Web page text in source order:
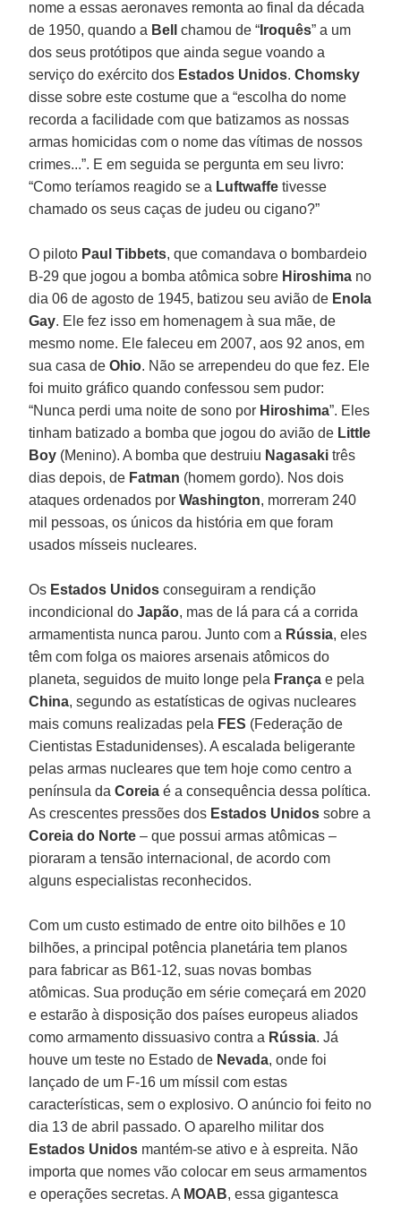
nome a essas aeronaves remonta ao final da década
de 1950, quando a Bell chamou de “ Iroquês” a um
dos seus protótipos que ainda segue voando a
serviço do exército dos Estados Unidos.Chomsky
disse sobre este costume que a “escolha do nome
recorda a facilidade com que batizamos as nossas
armas homicidas com o nome das vítimas de nossos
crimes...”. E em seguida se pergunta em seu livro:
“Como teríamos reagido se a Luftwaffe tivesse
chamado os seus caças de judeu ou cigano?”
O piloto Paul Tibbets, que comandava o bombardeio
B-29 que jogou a bomba atômica sobre Hiroshima no
dia 06 de agosto de 1945, batizou seu avião de Enola
Gay. Ele fez isso em homenagem à sua mãe, de
mesmo nome. Ele faleceu em 2007, aos 92 anos, em
sua casa deOhio. Não se arrependeu do que fez. Ele
foi muito gráfico quando confessou sem pudor:
“Nunca perdi uma noite de sono por Hiroshima”. Eles
tinham batizado a bomba que jogou do avião de Little
Boy (Menino). A bomba que destruiu Nagasaki três
dias depois, de Fatman (homem gordo). Nos dois
ataques ordenados porWashington, morreram 240
mil pessoas, os únicos da história em que foram
usados mísseis nucleares.
Os Estados Unidos conseguiram a rendição
incondicional doJapão, mas de lá para cá a corrida
armamentista nunca parou. Junto com a Rússia, eles
têm com folga os maiores arsenais atômicos do
planeta, seguidos de muito longe pela França e pela
China, segundo as estatísticas de ogivas nucleares
mais comuns realizadas pela FES (Federação de
Cientistas Estadunidenses). A escalada beligerante
pelas armas nucleares que tem hoje como centro a
península daCoreia é a consequência dessa política.
As crescentes pressões dos Estados Unidos sobre a
Coreia do Norte – que possui armas atômicas –
pioraram a tensão internacional, de acordo com
alguns especialistas reconhecidos.
Com um custo estimado de entre oito bilhões e 10
bilhões, a principal potência planetária tem planos
para fabricar as B61-12, suas novas bombas
atômicas. Sua produção em série começará em 2020
e estarão à disposição dos países europeus aliados
como armamento dissuasivo contra a Rússia. Já
houve um teste no Estado de Nevada, onde foi
lançado de um F-16 um míssil com estas
características, sem o explosivo. O anúncio foi feito no
dia 13 de abril passado. O aparelho militar dos
Estados Unidos mantém-se ativo e à espreita. Não
importa que nomes vão colocar em seus armamentos
e operações secretas. A MOAB, essa gigantesca